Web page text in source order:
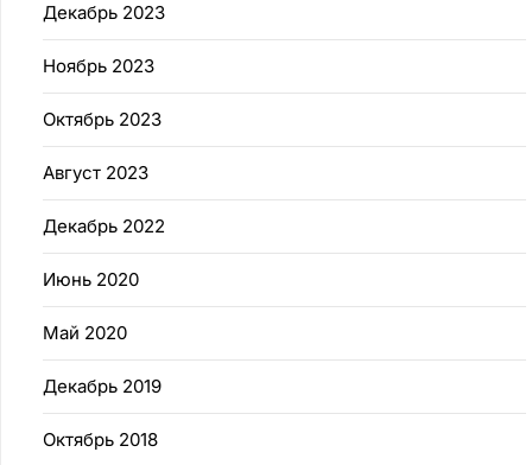
Декабрь 2023
Ноябрь 2023
Октябрь 2023
Август 2023
Декабрь 2022
Июнь 2020
Май 2020
Декабрь 2019
Октябрь 2018